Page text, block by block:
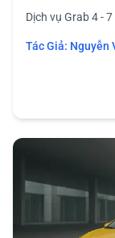
Dịch vụ Grab 4 -
Tác Giả: Nguyễn